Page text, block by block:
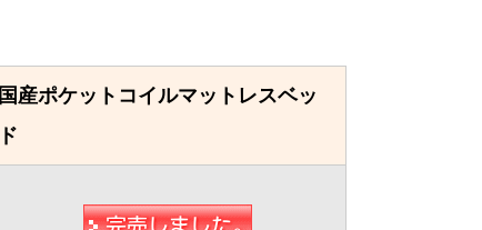
国産ポケットコイルマットレスベッ
ド